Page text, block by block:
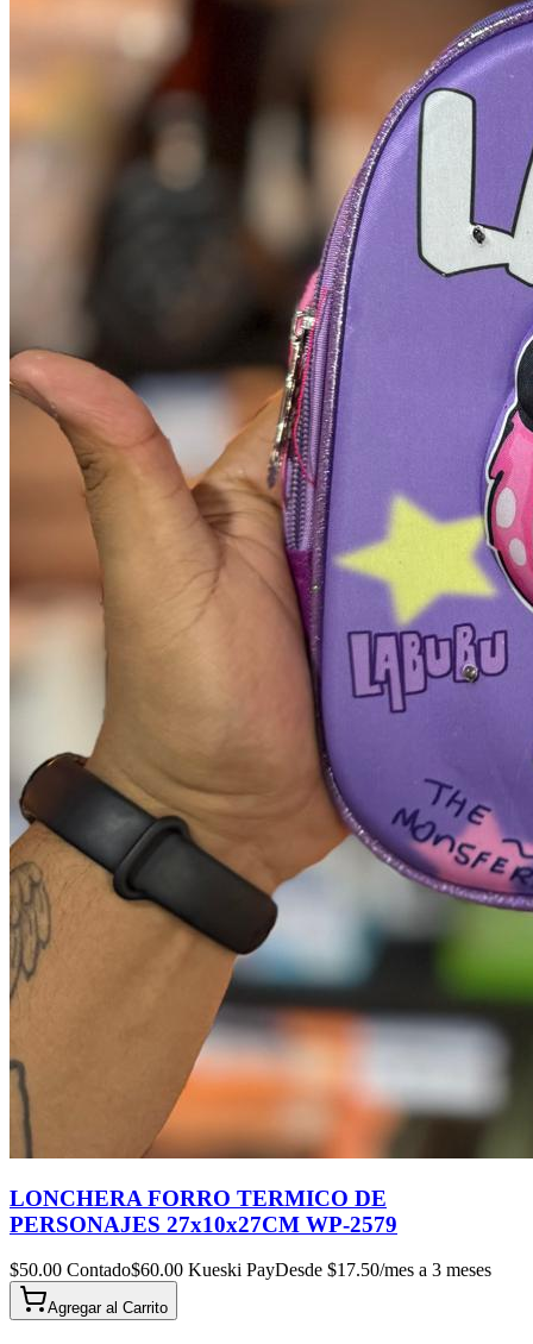
LONCHERA FORRO TERMICO DE
PERSONAJES 27x10x27CM WP-2579
$50.00 Contado$60.00 Kueski PayDesde $17.50/mes a 3 meses
Agregar al Carrito